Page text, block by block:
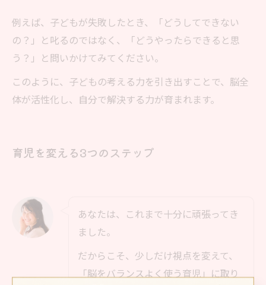
例えば、子どもが失敗したとき、「どうしてできない
の？」と叱るのではなく、「どうやったらできると思
う？」と問いかけてみてください。
このように、子どもの考える力を引き出すことで、脳全
体が活性化し、自分で解決する力が育まれます。
育児を変える3つのステップ
あなたは、これまで十分に頑張ってき
ました。
だからこそ、少しだけ視点を変えて、
「脳をバランスよく使う育児」に取り